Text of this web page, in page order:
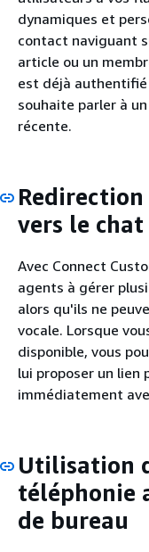
dynamiques et
contact naviguant
article ou un
est déjà
souhaite parler à
récente.
vers le chat
Avec Connect
agents à gérer
alors qu'ils ne
vocale. Lorsque
disponible, vous
lui proposer un
immédiatement
Utilisation
téléphonie
de bureau